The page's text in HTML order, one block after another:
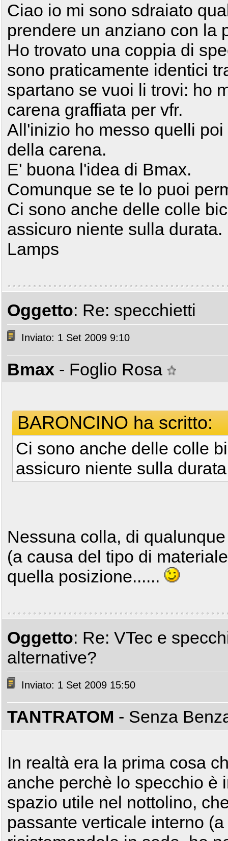
Ciao io mi sono sdraiato
prendere un anziano con la
Ho trovato una coppia di
sono praticamente identici
spartano se vuoi li trovi: ho
carena graffiata per vfr.
All'inizio ho messo quelli
della carena.
E' buona l'idea di Bmax.
Comunque se te lo puoi
Ci sono anche delle colle
assicuro niente sulla durata.
Lamps
Oggetto: Re: specchietti
Inviato: 1 Set 2009 9:10
Bmax - Foglio Rosa
BARONCINO ha scritto:
Ci sono anche delle colle
assicuro niente sulla durata
Nessuna colla, di
(a causa del tipo di
quella posizione......
Oggetto: Re: VTec e
alternative?
Inviato: 1 Set 2009 15:50
TANTRATOM - Senza
In realtà era la prima cosa
anche perchè lo specchio è
spazio utile nel nottolino,
passante verticale interno